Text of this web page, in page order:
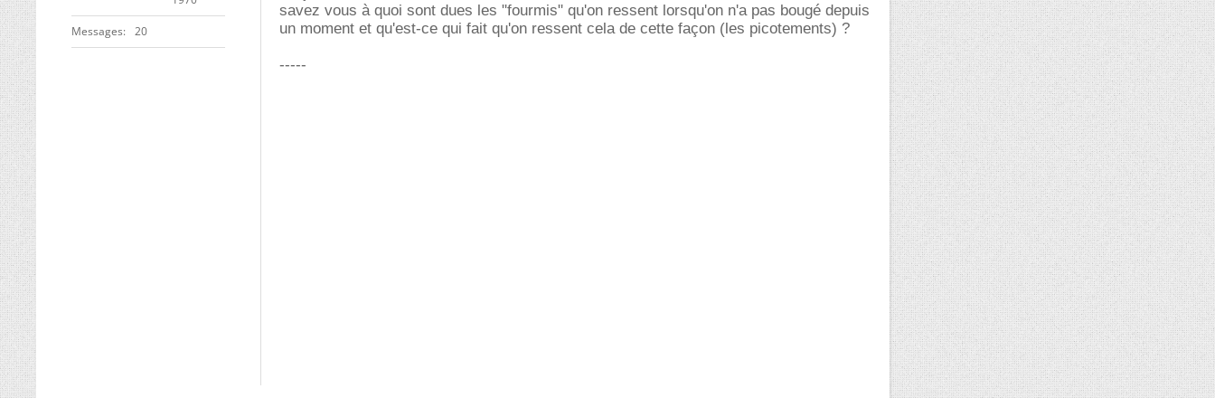
Messages 20
savez vous à quoi sont dues les "fourmis" qu'on ressent lorsqu'on n'a pas bougé depuis
un moment et qu'est-ce qui fait qu'on ressent cela de cette façon (les picotements) ?
-----